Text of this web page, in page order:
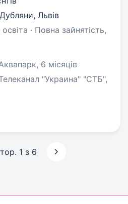
Дубляни, Львів
· Повна зайнятість,
6 місяців
"Украина" "СТБ",
1 з 6